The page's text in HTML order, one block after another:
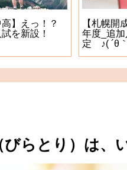
高】えっ！？
を新設！
【札幌開
年度_追
定 ♪( ´θ
びらとり）は、